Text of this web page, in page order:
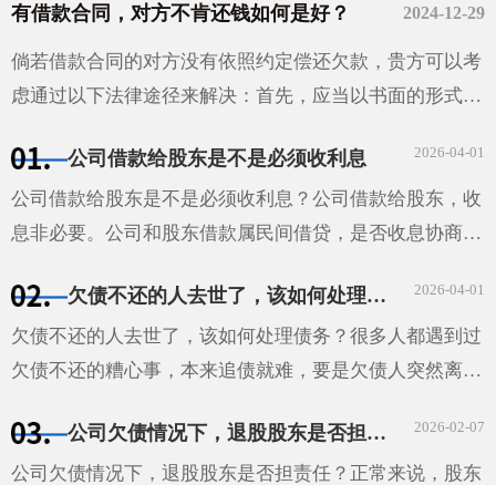
2024-12-29
有借款合同，对方不肯还钱如何是好？
倘若借款合同的对方没有依照约定偿还欠款，贵方可以考
虑通过以下法律途径来解决：首先，应当以书面的形式给
果经过催告···
2026-04-01
公司借款给股东是不是必须收利息
公司借款给股东是不是必须收利息？公司借款给股东，收
息非必要。公司和股东借款属民间借贷，是否收息协商确
视为无利息；约定不明且无法补充协议，自然人股东借款
···
2026-04-01
欠债不还的人去世了，该如何处理债务？
欠债不还的人去世了，该如何处理债务？很多人都遇到过
欠债不还的糟心事，本来追债就难，要是欠债人突然离
问题。债主心里那叫一个着急，不知道该怎么办才好。其
实···
2026-02-07
公司欠债情况下，退股股东是否担责任
公司欠债情况下，退股股东是否担责任？正常来说，股东